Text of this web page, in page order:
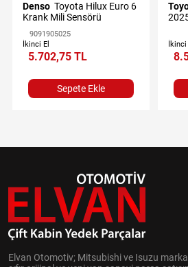
Denso Toyota Hilux Euro 6
Krank Mili Sensörü
9091905025
İkinci El
5.702,75 TL
Sepete Ekle
İkinci
Elvan Otomotiv; Mitsubishi ve Isuzu marka